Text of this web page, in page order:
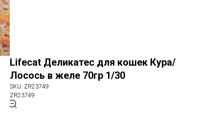
Lifecat Деликатес для кошек Кура/
Лосось в желе 70гр 1/30
SKU: ZR23749
ZR23749